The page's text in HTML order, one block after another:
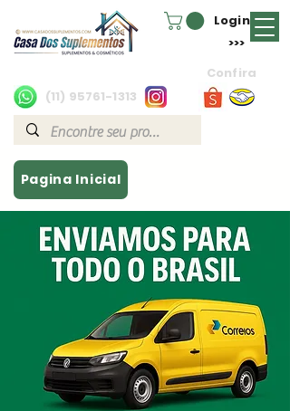
Login
(11) 95761-1313
>>>
Confira
Pagina Inicial